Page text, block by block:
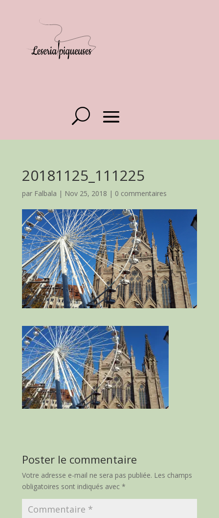
20181125_111225
par Falbala | Nov 25, 2018 | 0 commentaires
Poster le commentaire
Votre adresse e-mail ne sera pas publiée. Les champs
obligatoires sont indiqués avec *